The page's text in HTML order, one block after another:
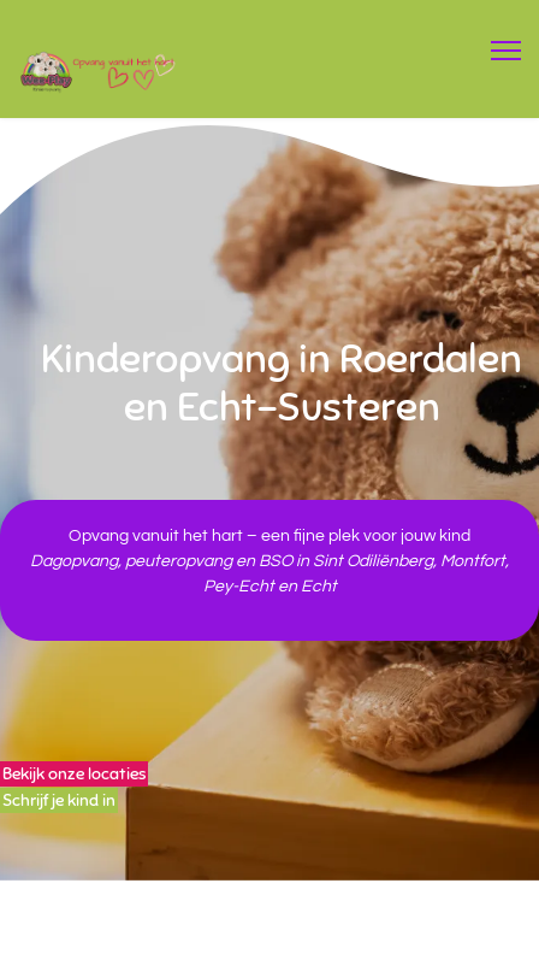
Kinderopvang in Roerdalen
en Echt-Susteren
Opvang vanuit het hart – een fijne plek voor jouw kind
Dagopvang, peuteropvang en BSO in Sint Odiliënberg, Montfort,
Pey‑Echt en Echt
Bekijk onze locaties
Schrijf je kind in